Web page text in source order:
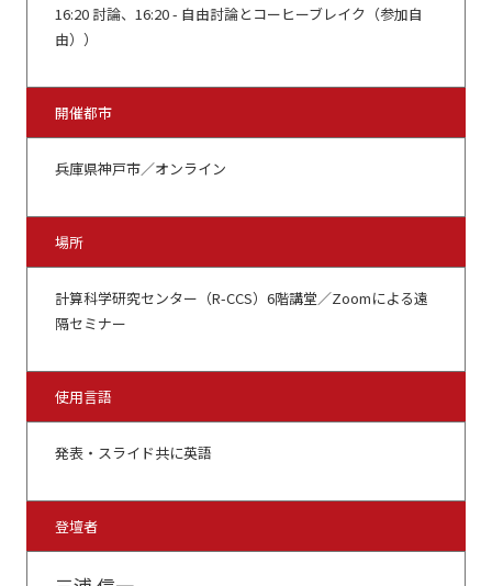
16:20 討論、16:20 - 自由討論とコーヒーブレイク（参加自
由））
開催都市
兵庫県神戸市／オンライン
場所
計算科学研究センター（R-CCS）6階講堂／Zoomによる遠
隔セミナー
使用言語
発表・スライド共に英語
登壇者